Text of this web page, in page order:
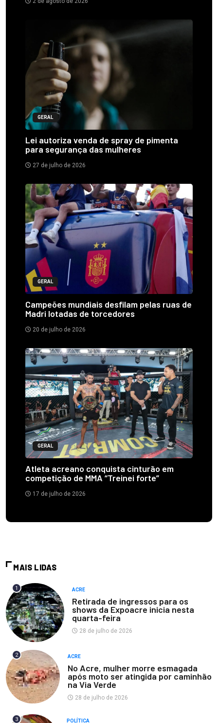
GERAL
Lei autoriza venda de spray de pimenta
para segurança das mulheres
27 de julho de 2026
GERAL
Campeões mundiais desfilam pelas ruas de
Madri lotadas de torcedores
20 de julho de 2026
GERAL
Atleta acreano conquista cinturão em
competição de MMA “Treinei forte”
17 de julho de 2026
MAIS LIDAS
1 ACRE
Retirada de ingressos para os
shows da Expoacre inicia nesta
quarta-feira
28 de julho de 2026
2 ACRE
No Acre, mulher morre esmagada
após moto ser atingida por caminhão
na Via Verde
28 de julho de 2026
3 POLÍTICA